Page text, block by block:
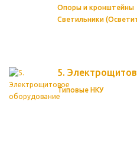
Опоры и кронштейны
Светильники
5.
Типовые НКУ